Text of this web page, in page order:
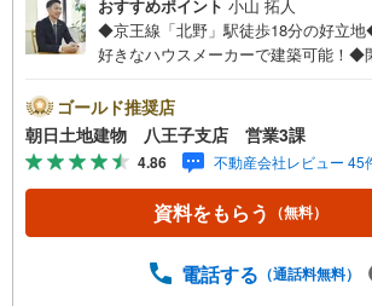
おすすめポイント 小山 拓人
◆京王線「北野」駅徒歩18分の好立
好きなハウスメーカーで建築可能！◆
住宅街◆南道路のため陽当り良好※バザ
ーベッドや キッズスペースをご用意
さなお子様連れでも、安心してご来場
求、住宅ローンのご相談などお気軽に
スタッフ25名でお客様がご覧になっ
数ご用意しております。インターネッ
紹介可能です。 担当営業へご希望を
ゴールド推奨店
朝日土地建物 八王子支店 営業3課
4.86 不動産会社レビュー 45
資料をもらう （無料）
電話する （通話料無料）